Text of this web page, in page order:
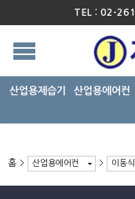
TEL : 02-
산업용제습기 산업용에어컨
홈 산업용에어컨 이동